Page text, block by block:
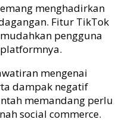
menghadirkan
Fitur TikTok
pengguna
mengenai
dampak negatif
memandang perlu
social commerce.